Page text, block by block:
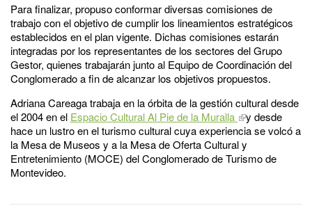
Para finalizar, propuso conformar diversas comisiones de
trabajo con el objetivo de cumplir los lineamientos estratégicos
establecidos en el plan vigente. Dichas comisiones estarán
integradas por los representantes de los sectores del Grupo
Gestor, quienes trabajarán junto al Equipo de Coordinación del
Conglomerado a fin de alcanzar los objetivos propuestos.
Adriana Careaga trabaja en la órbita de la gestión cultural desde
el 2004 en el Espacio Cultural Al Pie de la Muralla
y desde
hace un lustro en el turismo cultural cuya experiencia se volcó a
la Mesa de Museos y a la Mesa de Oferta Cultural y
Entretenimiento (MOCE) del Conglomerado de Turismo de
Montevideo.